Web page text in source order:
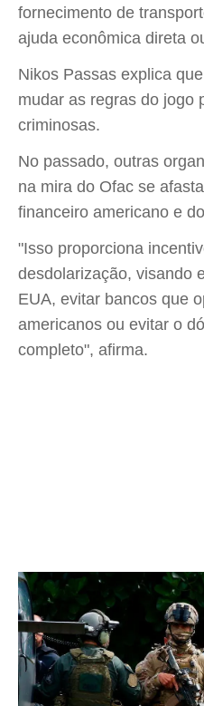
fornecimento de
ajuda econômica direta
Nikos Passas explica
mudar as regras do jogo
criminosas.
No passado, outras
na mira do Ofac se
financeiro americano e
"Isso proporciona
desdolarização, visando
EUA, evitar bancos que
americanos ou evitar o
completo", afirma.